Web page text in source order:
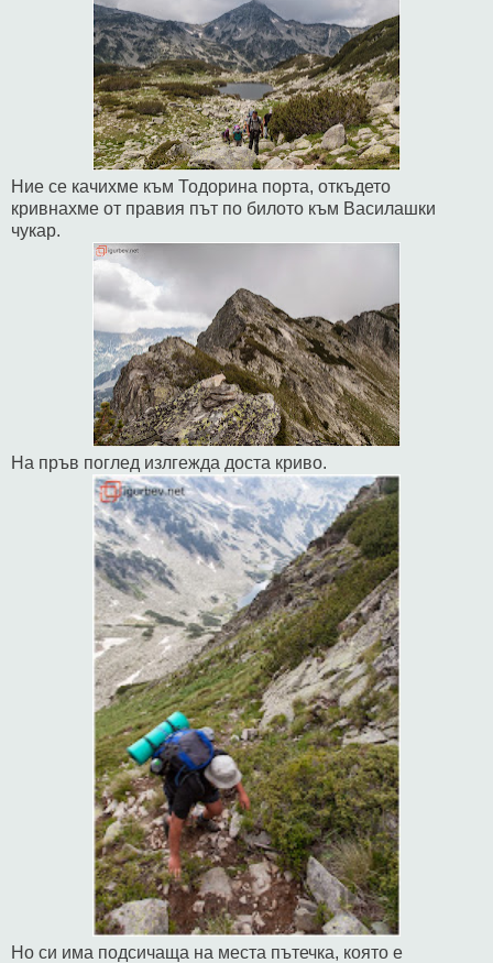
Ние се кaчихме към Тодорина порта, откъдето
кривнахме от правия път по билото към Василашки
чукар.
На пръв поглед излгежда доста криво.
Но си има подсичаща на места пътечка, която е